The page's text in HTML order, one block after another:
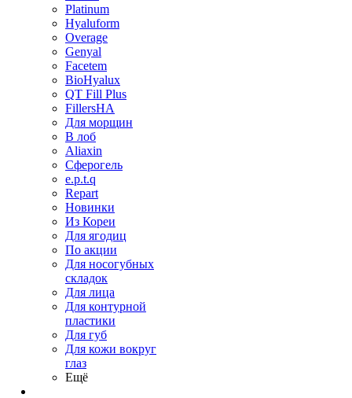
Platinum
Hyaluform
Overage
Genyal
Facetem
BioHyalux
QT Fill Plus
FillersHA
Для морщин
В лоб
Aliaxin
Сферогель
e.p.t.q
Repart
Новинки
Из Кореи
Для ягодиц
По акции
Для носогубных
складок
Для лица
Для контурной
пластики
Для губ
Для кожи вокруг
глаз
Ещё